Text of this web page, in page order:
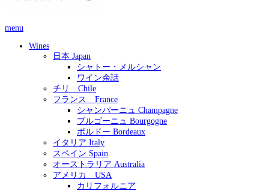
menu
Wines
日本 Japan
シャトー・メルシャン
ワイン余話
チリ Chile
フランス France
シャンパーニュ Champagne
ブルゴーニュ Bourgogne
ボルドー Bordeaux
イタリア Italy
スペイン Spain
オーストラリア Australia
アメリカ USA
カリフォルニア